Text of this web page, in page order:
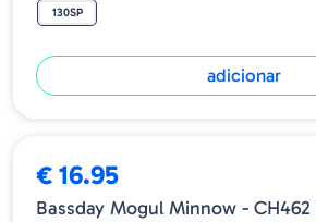
130SP
adicionar
€ 16.95
Bassday Mogul Minnow - CH462